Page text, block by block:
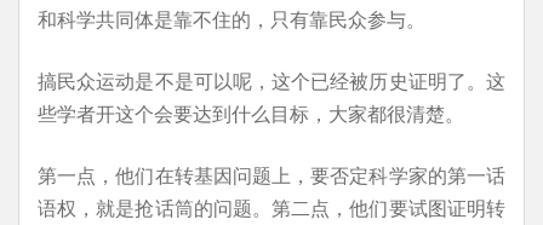
和科学共同体是靠不住的，只有靠民众参与。
搞民众运动是不是可以呢，这个已经被历史证明了。这
些学者开这个会要达到什么目标，大家都很清楚。
第一点，他们在转基因问题上，要否定科学家的第一话
语权，就是抢话筒的问题。第二点，他们要试图证明转